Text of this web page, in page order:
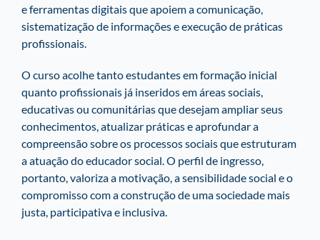
e ferramentas digitais que apoiem a comunicação,
sistematização de informações e execução de práticas
profissionais.
O curso acolhe tanto estudantes em formação inicial
quanto profissionais já inseridos em áreas sociais,
educativas ou comunitárias que desejam ampliar seus
conhecimentos, atualizar práticas e aprofundar a
compreensão sobre os processos sociais que estruturam
a atuação do educador social. O perfil de ingresso,
portanto, valoriza a motivação, a sensibilidade social e o
compromisso com a construção de uma sociedade mais
justa, participativa e inclusiva.